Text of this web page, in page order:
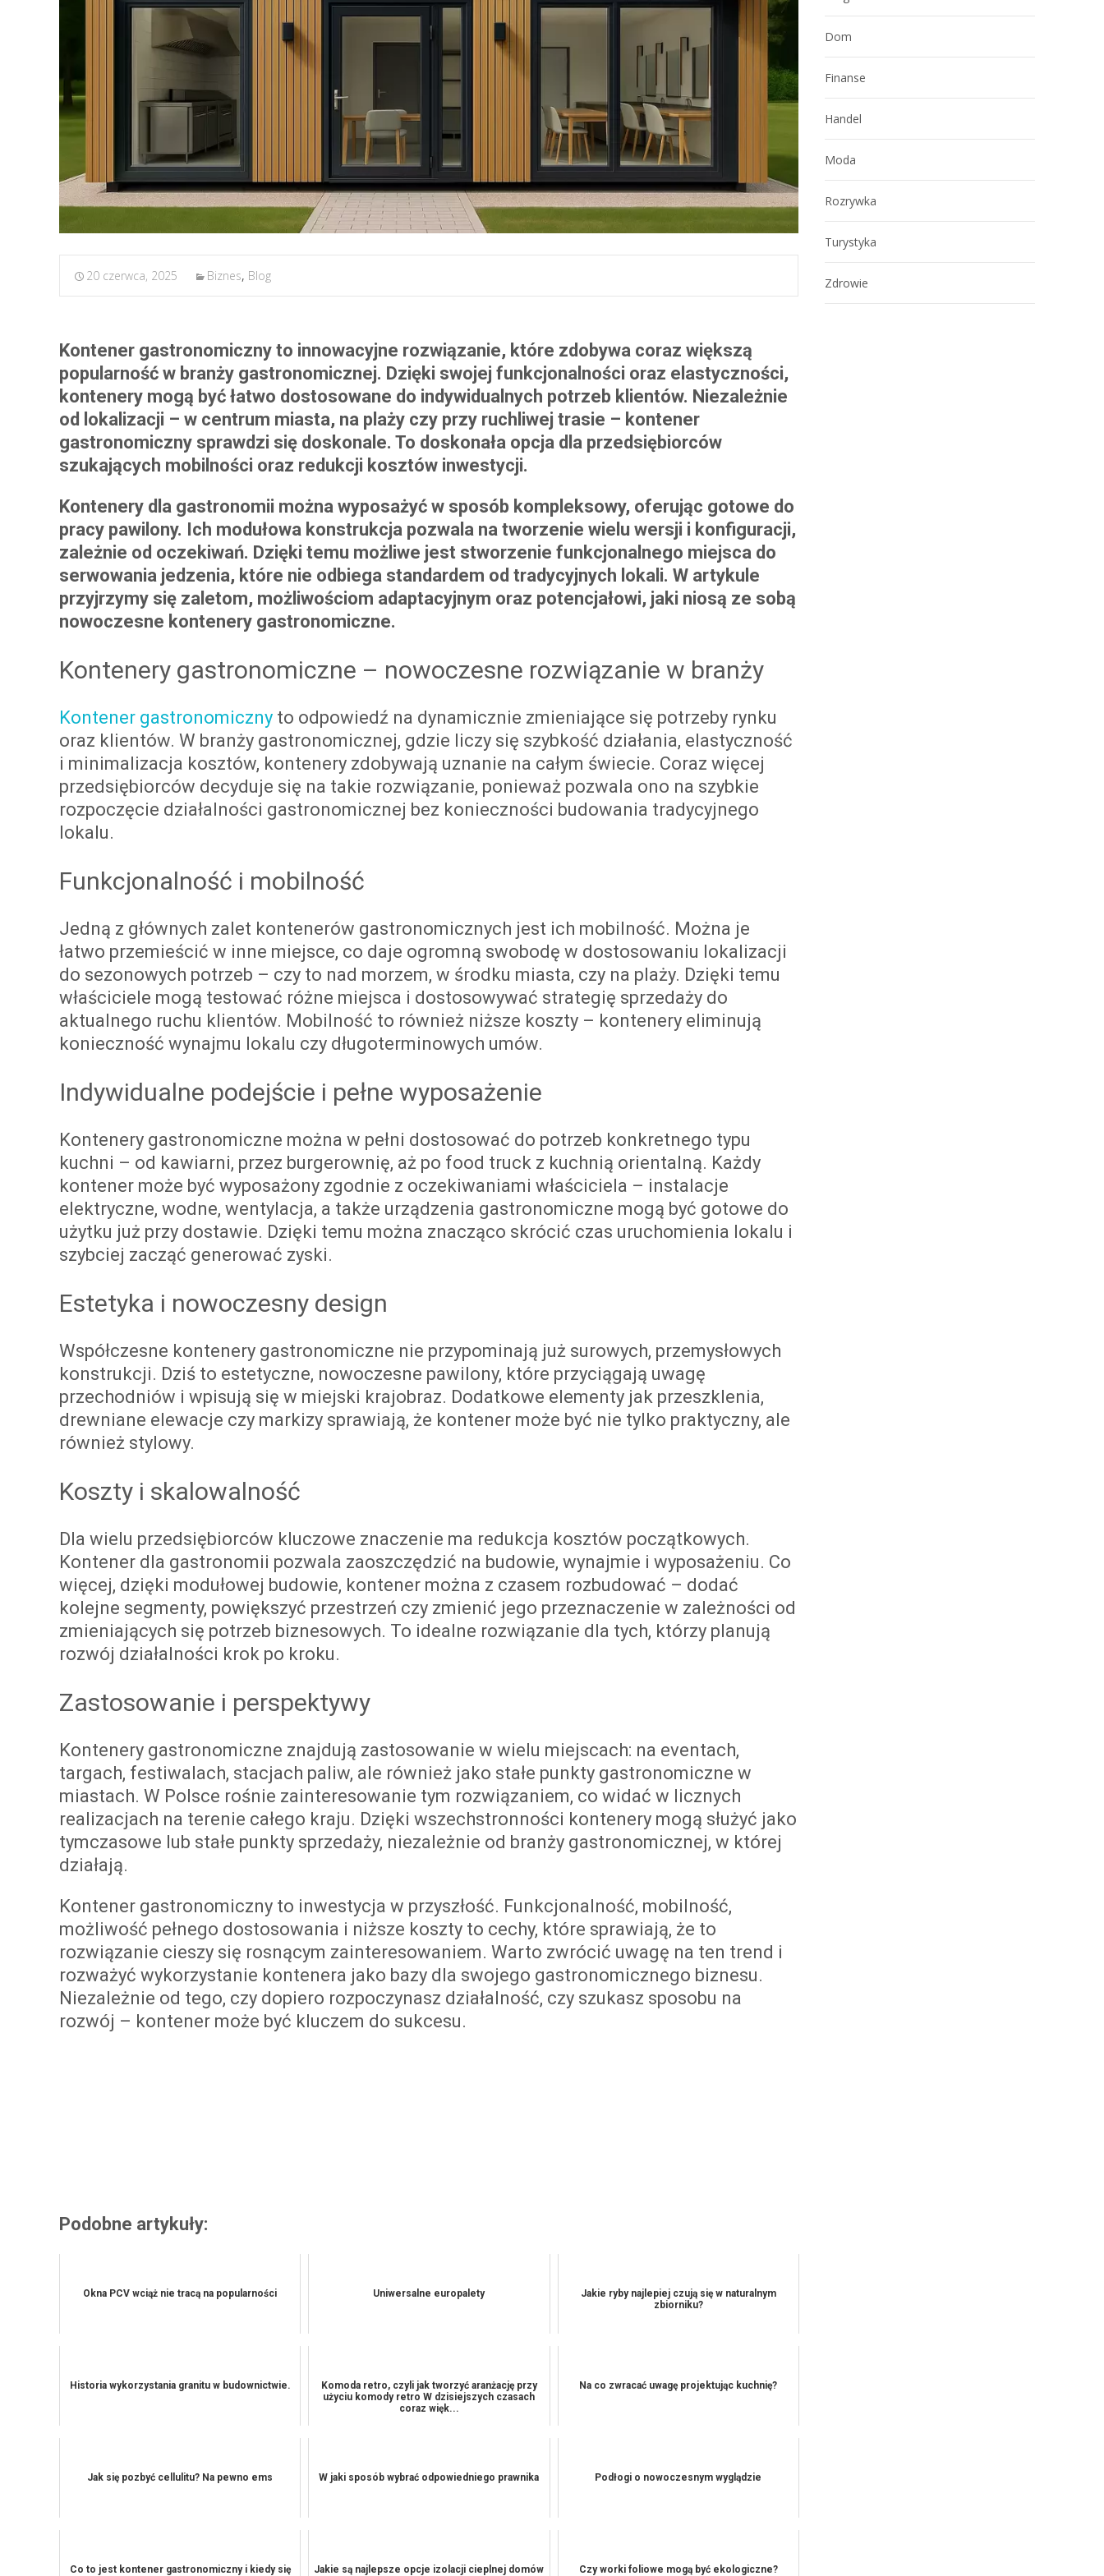
20 czerwca, 2025 Biznes, Blog
Kontener gastronomiczny to innowacyjne rozwiązanie, które zdobywa coraz większą
popularność w branży gastronomicznej. Dzięki swojej funkcjonalności oraz elastyczności,
kontenery mogą być łatwo dostosowane do indywidualnych potrzeb klientów. Niezależnie
od lokalizacji – w centrum miasta, na plaży czy przy ruchliwej trasie – kontener
gastronomiczny sprawdzi się doskonale. To doskonała opcja dla przedsiębiorców
szukających mobilności oraz redukcji kosztów inwestycji.
Kontenery dla gastronomii można wyposażyć w sposób kompleksowy, oferując gotowe do
pracy pawilony. Ich modułowa konstrukcja pozwala na tworzenie wielu wersji i konfiguracji,
zależnie od oczekiwań. Dzięki temu możliwe jest stworzenie funkcjonalnego miejsca do
serwowania jedzenia, które nie odbiega standardem od tradycyjnych lokali. W artykule
przyjrzymy się zaletom, możliwościom adaptacyjnym oraz potencjałowi, jaki niosą ze sobą
nowoczesne kontenery gastronomiczne.
Kontenery gastronomiczne – nowoczesne rozwiązanie w branży
Kontener gastronomiczny to odpowiedź na dynamicznie zmieniające się potrzeby rynku
oraz klientów. W branży gastronomicznej, gdzie liczy się szybkość działania, elastyczność
i minimalizacja kosztów, kontenery zdobywają uznanie na całym świecie. Coraz więcej
przedsiębiorców decyduje się na takie rozwiązanie, ponieważ pozwala ono na szybkie
rozpoczęcie działalności gastronomicznej bez konieczności budowania tradycyjnego
lokalu.
Funkcjonalność i mobilność
Jedną z głównych zalet kontenerów gastronomicznych jest ich mobilność. Można je
łatwo przemieścić w inne miejsce, co daje ogromną swobodę w dostosowaniu lokalizacji
do sezonowych potrzeb – czy to nad morzem, w środku miasta, czy na plaży. Dzięki temu
właściciele mogą testować różne miejsca i dostosowywać strategię sprzedaży do
aktualnego ruchu klientów. Mobilność to również niższe koszty – kontenery eliminują
konieczność wynajmu lokalu czy długoterminowych umów.
Indywidualne podejście i pełne wyposażenie
Kontenery gastronomiczne można w pełni dostosować do potrzeb konkretnego typu
kuchni – od kawiarni, przez burgerownię, aż po food truck z kuchnią orientalną. Każdy
kontener może być wyposażony zgodnie z oczekiwaniami właściciela – instalacje
elektryczne, wodne, wentylacja, a także urządzenia gastronomiczne mogą być gotowe do
użytku już przy dostawie. Dzięki temu można znacząco skrócić czas uruchomienia lokalu i
szybciej zacząć generować zyski.
Estetyka i nowoczesny design
Współczesne kontenery gastronomiczne nie przypominają już surowych, przemysłowych
konstrukcji. Dziś to estetyczne, nowoczesne pawilony, które przyciągają uwagę
przechodniów i wpisują się w miejski krajobraz. Dodatkowe elementy jak przeszklenia,
drewniane elewacje czy markizy sprawiają, że kontener może być nie tylko praktyczny, ale
również stylowy.
Koszty i skalowalność
Dla wielu przedsiębiorców kluczowe znaczenie ma redukcja kosztów początkowych.
Kontener dla gastronomii pozwala zaoszczędzić na budowie, wynajmie i wyposażeniu. Co
więcej, dzięki modułowej budowie, kontener można z czasem rozbudować – dodać
kolejne segmenty, powiększyć przestrzeń czy zmienić jego przeznaczenie w zależności od
zmieniających się potrzeb biznesowych. To idealne rozwiązanie dla tych, którzy planują
rozwój działalności krok po kroku.
Zastosowanie i perspektywy
Kontenery gastronomiczne znajdują zastosowanie w wielu miejscach: na eventach,
targach, festiwalach, stacjach paliw, ale również jako stałe punkty gastronomiczne w
miastach. W Polsce rośnie zainteresowanie tym rozwiązaniem, co widać w licznych
realizacjach na terenie całego kraju. Dzięki wszechstronności kontenery mogą służyć jako
tymczasowe lub stałe punkty sprzedaży, niezależnie od branży gastronomicznej, w której
działają.
Kontener gastronomiczny to inwestycja w przyszłość. Funkcjonalność, mobilność,
możliwość pełnego dostosowania i niższe koszty to cechy, które sprawiają, że to
rozwiązanie cieszy się rosnącym zainteresowaniem. Warto zwrócić uwagę na ten trend i
rozważyć wykorzystanie kontenera jako bazy dla swojego gastronomicznego biznesu.
Niezależnie od tego, czy dopiero rozpoczynasz działalność, czy szukasz sposobu na
rozwój – kontener może być kluczem do sukcesu.
Podobne artykuły:
Okna PCV wciąż nie tracą na popularności Uniwersalne europalety
Jakie ryby najlepiej czują się w naturalnym
zbiorniku?
Historia wykorzystania granitu w budownictwie.
Komoda retro, czyli jak tworzyć aranżację przy
użyciu komody retro W dzisiejszych czasach
coraz więk...
Na co zwracać uwagę projektując kuchnię?
Jak się pozbyć cellulitu? Na pewno ems W jaki sposób wybrać odpowiedniego prawnika Podłogi o nowoczesnym wyglądzie
Co to jest kontener gastronomiczny i kiedy się
Jakie są najlepsze opcje izolacji cieplnej domów
Czy worki foliowe mogą być ekologiczne?
Dom
Finanse
Handel
Moda
Rozrywka
Turystyka
Zdrowie